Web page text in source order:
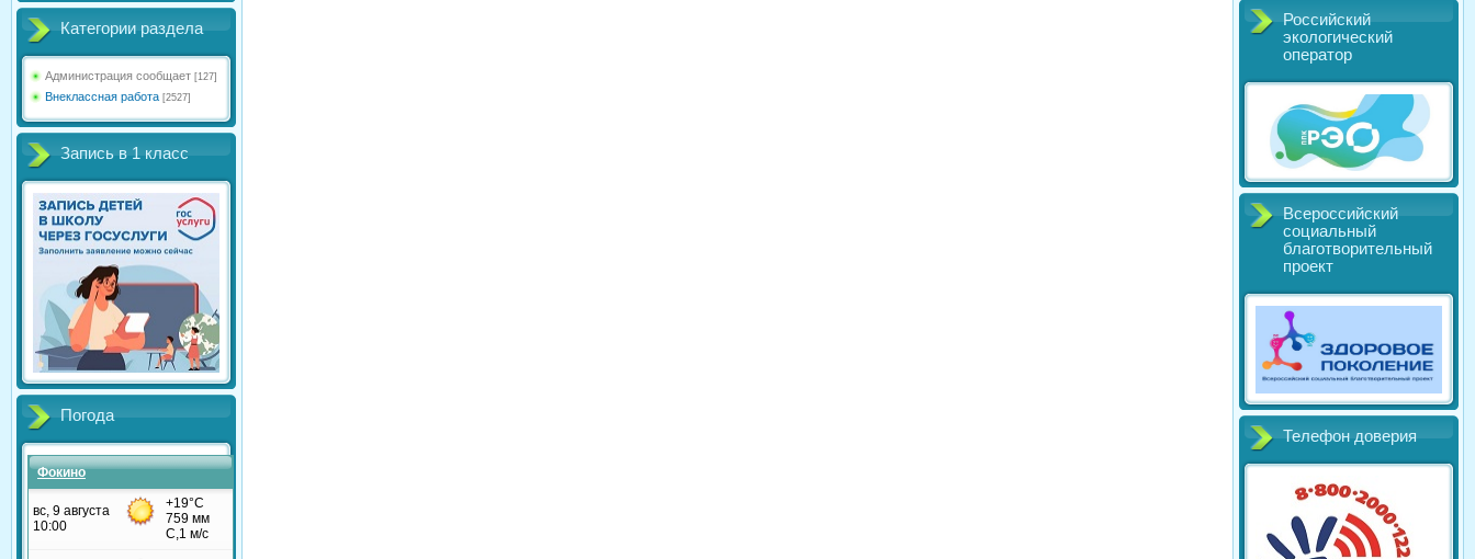
Категории раздела
Администрация сообщает [127]
Внеклассная работа [2527]
Запись в 1 класс
Погода
Фокино
Российский
экологический
оператор
Всероссийский
социальный
благотворительный
проект
Телефон доверия